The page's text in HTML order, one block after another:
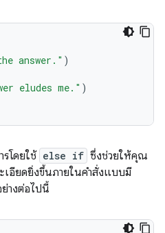
answer." )
eludes me." )
โดยใช้ else if ซึ่งช่วยให้คุณ
อียดยิ่งขึ้นภายในคำสั่งแบบมี
างต่อไปนี้